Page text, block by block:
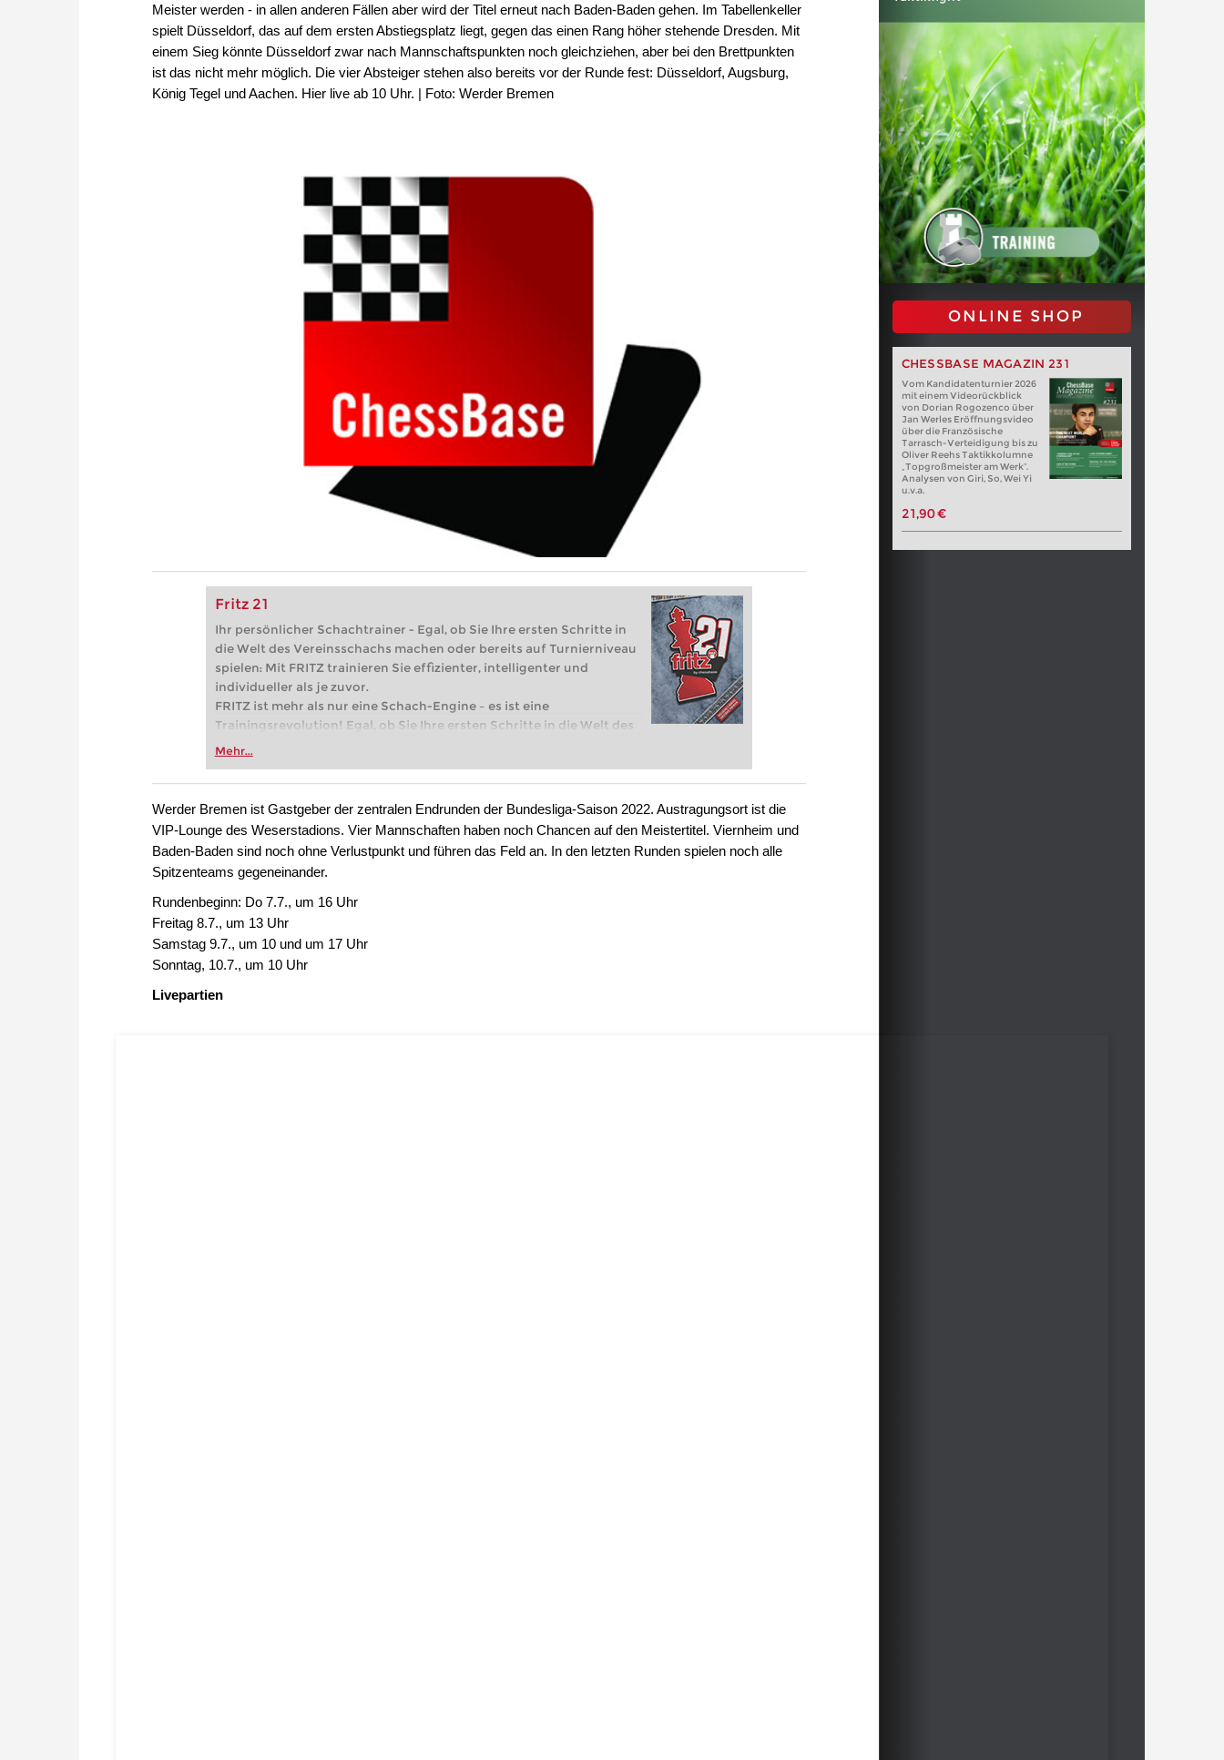
Meister werden - in allen anderen Fällen aber wird der Titel erneut nach Baden-Baden gehen. Im Tabellenkeller
spielt Düsseldorf, das auf dem ersten Abstiegsplatz liegt, gegen das einen Rang höher stehende Dresden. Mit
einem Sieg könnte Düsseldorf zwar nach Mannschaftspunkten noch gleichziehen, aber bei den Brettpunkten
ist das nicht mehr möglich. Die vier Absteiger stehen also bereits vor der Runde fest: Düsseldorf, Augsburg,
König Tegel und Aachen. Hier live ab 10 Uhr. | Foto: Werder Bremen
Fritz 21
Ihr persönlicher Schachtrainer - Egal, ob Sie Ihre ersten Schritte in
die Welt des Vereinsschachs machen oder bereits auf Turnierniveau
spielen: Mit FRITZ trainieren Sie effizienter, intelligenter und
individueller als je zuvor.
FRITZ ist mehr als nur eine Schach-Engine – es ist eine
Trainingsrevolution! Egal, ob Sie Ihre ersten Schritte in die Welt des
Vereinsschachs machen oder bereits auf Turnierniveau spielen: Mit
zuvor.
Mehr...
ONLINE SHOP
CHESSBASE MAGAZIN 231
Vom Kandidatenturnier 2026
mit einem Videorückblick
von Dorian Rogozenco über
Jan Werles Eröffnungsvideo
über die Französische
Tarrasch-Verteidigung bis zu
Oliver Reehs Taktikkolumne
„Topgroßmeister am Werk“.
Analysen von Giri, So, Wei Yi
u.v.a.
21,90 €
Werder Bremen ist Gastgeber der zentralen Endrunden der Bundesliga-Saison 2022. Austragungsort ist die
VIP-Lounge des Weserstadions. Vier Mannschaften haben noch Chancen auf den Meistertitel. Viernheim und
Baden-Baden sind noch ohne Verlustpunkt und führen das Feld an. In den letzten Runden spielen noch alle
Spitzenteams gegeneinander.
Rundenbeginn: Do 7.7., um 16 Uhr
Freitag 8.7., um 13 Uhr
Samstag 9.7., um 10 und um 17 Uhr
Sonntag, 10.7., um 10 Uhr
Livepartien